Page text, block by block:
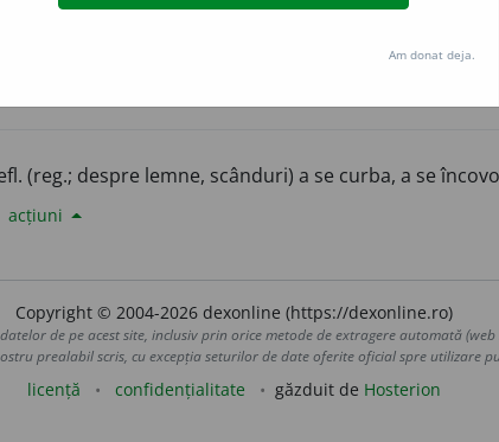
(reg.; despre lemne, scânduri) a se curba, a se
acțiuni
Copyright © 2004-2026 dexonline (https://dexonline.ro)
de pe acest site, inclusiv prin orice metode de extragere automată
prealabil scris, cu excepția seturilor de date oferite oficial spre utilizare
licență confidențialitate găzduit de Hosterion
Am donat deja.